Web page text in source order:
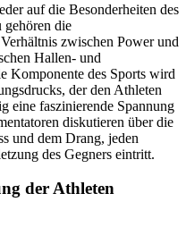
auf die Besonderheiten des
gehören die
zwischen Power und
Hallen- und
Komponente des Sports wird
der den Athleten
eine faszinierende Spannung
diskutieren über die
und dem Drang, jeden
des Gegners eintritt.
der Athleten